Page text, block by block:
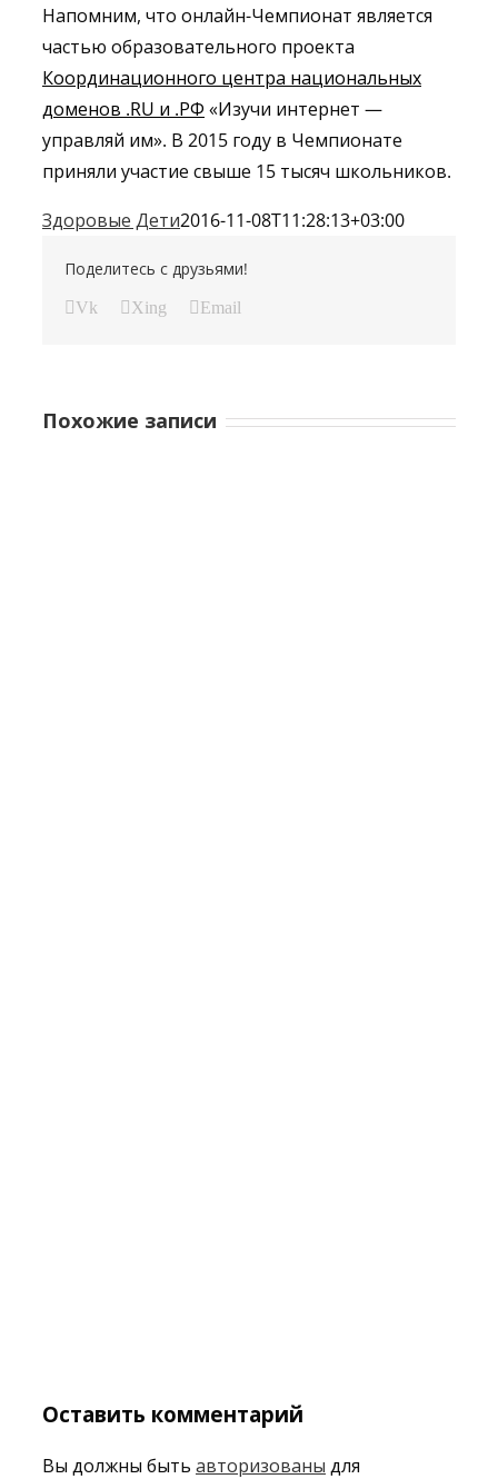
Напомним, что онлайн-Чемпионат является
частью образовательного проекта
Координационного центра национальных
доменов .RU и .РФ «Изучи интернет —
управляй им». В 2015 году в Чемпионате
приняли участие свыше 15 тысяч школьников.
Здоровые Дети2016-11-08T11:28:13+03:00
Поделитесь с друзьями!
Vk Xing Email
Похожие записи
Оставить комментарий
Вы должны быть авторизованы для